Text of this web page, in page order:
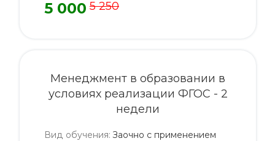
5 000 5 250
Менеджмент в образовании в
условиях реализации ФГОС - 2
недели
Вид обучения: Заочно с применением